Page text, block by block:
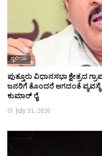
ಸ್ಥಳೀಯ
ಪುತ್ತೂರು ವಿಧಾನಸಭಾ ಕ್ಷೇತ್ರದ
ಜನರಿಗೆ ತೊಂದರೆ ಆಗದಂತೆ
ಕುಮಾರ್ ರೈ
July 31, 2026